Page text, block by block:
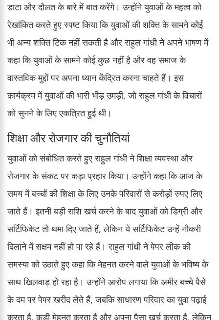
डाटा और दौलत के बारे में बात करेंगे। उन्होंने युवाओं के महत्व को
रेखांकित करते हुए स्पष्ट किया कि युवाओं की शक्ति के सामने कोई
भी अन्य शक्ति टिक नहीं सकती है और राहुल गांधी ने अपने भाषण में
कहा कि युवाओं के सामने कोई कुछ नहीं है और वह समाज के
वास्तविक मुद्दों पर अपना ध्यान केंद्रित करना चाहते हैं। इस
कार्यक्रम में युवाओं की भारी भीड़ उमड़ी, जो राहुल गांधी के विचारों
को सुनने के लिए एकत्रित हुई थी।
शिक्षा और रोजगार की चुनौतियां
युवाओं को संबोधित करते हुए राहुल गांधी ने शिक्षा व्यवस्था और
रोजगार के संकट पर कड़ा प्रहार किया। उन्होंने कहा कि आज के
समय में बच्चों की शिक्षा के लिए उनके परिवारों से करोड़ों रुपए लिए
जाते हैं। इतनी बड़ी राशि खर्च करने के बाद युवाओं को डिग्री और
सर्टिफिकेट तो थमा दिए जाते हैं, लेकिन ये सर्टिफिकेट उन्हें नौकरी
दिलाने में सक्षम नहीं हो पा रहे हैं। राहुल गांधी ने पेपर लीक की
समस्या को उठाते हुए कहा कि मेहनत करने वाले युवाओं के भविष्य के
साथ खिलवाड़ हो रहा है। उन्होंने आरोप लगाया कि अमीर बच्चे पैसे
के दम पर पेपर खरीद लेते हैं, जबकि साधारण परिवार का युवा पढ़ाई
करता है, कड़ी मेहनत करता है और अपना पैसा खर्च करता है, लेकिन